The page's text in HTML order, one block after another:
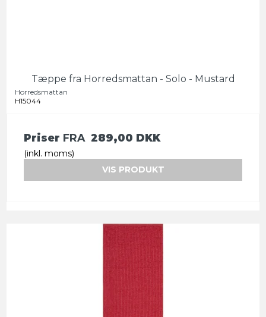
Tæppe fra Horredsmattan - Solo - Mustard
Horredsmattan
H15044
Priser FRA 289,00 DKK
(inkl. moms)
VIS PRODUKT